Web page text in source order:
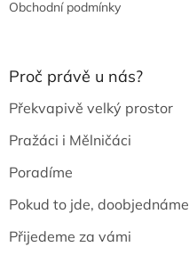
Obchodní podmínky
Proč právě u nás?
Překvapivě velký prostor
Pražáci i Mělničáci
Poradíme
Pokud to jde, doobjednáme
Přijedeme za vámi